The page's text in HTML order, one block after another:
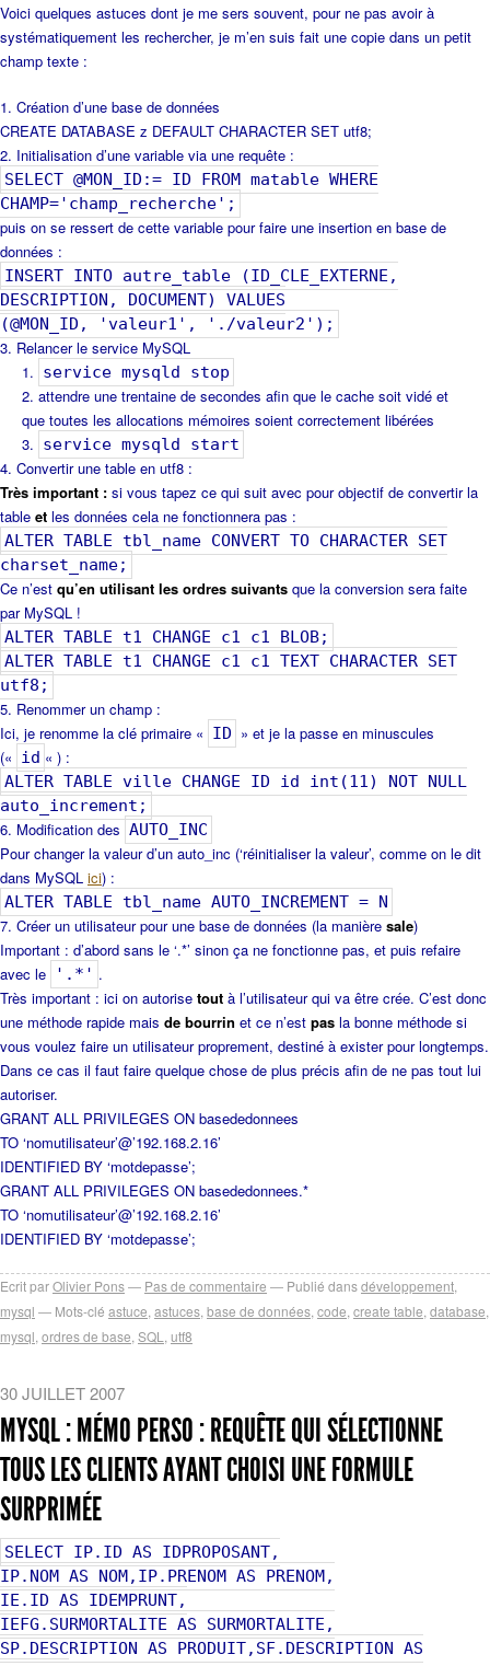
Voici quelques astuces dont je me sers souvent, pour ne pas avoir à
systématiquement les rechercher, je m’en suis fait une copie dans un petit
champ texte :
Création d’une base de données
CREATE DATABASE z DEFAULT CHARACTER SET utf8;
Initialisation d’une variable via une requête :
SELECT @MON_ID:= ID FROM matable WHERE
CHAMP='champ_recherche';
puis on se ressert de cette variable pour faire une insertion en base de
données :
INSERT INTO autre_table (ID_CLE_EXTERNE,
DESCRIPTION, DOCUMENT) VALUES
(@MON_ID, 'valeur1', './valeur2');
Relancer le service MySQL
service mysqld stop
attendre une trentaine de secondes afin que le cache soit vidé et
que toutes les allocations mémoires soient correctement libérées
service mysqld start
Convertir une table en utf8 :
Très important : si vous tapez ce qui suit avec pour objectif de convertir la
table et les données cela ne fonctionnera pas :
ALTER TABLE tbl_name CONVERT TO CHARACTER SET
charset_name;
Ce n’est qu’en utilisant les ordres suivants que la conversion sera faite
par MySQL !
ALTER TABLE t1 CHANGE c1 c1 BLOB;
ALTER TABLE t1 CHANGE c1 c1 TEXT CHARACTER SET
utf8;
Renommer un champ :
Ici, je renomme la clé primaire « ID » et je la passe en minuscules
(« id « ) :
ALTER TABLE ville CHANGE ID id int(11) NOT NULL
auto_increment;
Modification des AUTO_INC
Pour changer la valeur d’un auto_inc (‘réinitialiser la valeur’, comme on le dit
dans MySQL ici) :
ALTER TABLE tbl_name AUTO_INCREMENT = N
Créer un utilisateur pour une base de données (la manière sale)
Important : d’abord sans le ‘.*’ sinon ça ne fonctionne pas, et puis refaire
avec le
'.*' .
Très important : ici on autorise tout à l’utilisateur qui va être crée. C’est donc
une méthode rapide mais de bourrin et ce n’est pas la bonne méthode si
vous voulez faire un utilisateur proprement, destiné à exister pour longtemps.
Dans ce cas il faut faire quelque chose de plus précis afin de ne pas tout lui
autoriser.
GRANT ALL PRIVILEGES ON basededonnees
TO ‘nomutilisateur’@’192.168.2.16’
IDENTIFIED BY ‘motdepasse’;
GRANT ALL PRIVILEGES ON basededonnees.*
TO ‘nomutilisateur’@’192.168.2.16’
IDENTIFIED BY ‘motdepasse’;
Ecrit parOlivier Pons Pas de commentaire Publié dansdéveloppement
mysql
Mots-clé astuce astuces base de données code create table database
mysql ordres de base SQL utf8
30 JUILLET 2007
MYSQL : MÉMO PERSO : REQUÊTE QUI SÉLECTIONNE
TOUS LES CLIENTS AYANT CHOISI UNE FORMULE
SURPRIMÉE
SELECT IP.ID AS IDPROPOSANT,
IP.NOM AS NOM,IP.PRENOM AS PRENOM,
IE.ID AS IDEMPRUNT,
IEFG.SURMORTALITE AS SURMORTALITE,
SP.DESCRIPTION AS PRODUIT,SF.DESCRIPTION AS